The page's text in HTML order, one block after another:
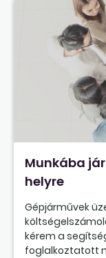
Munkába
helyre
Gépjárművek
kérem a
foglalkoztatott